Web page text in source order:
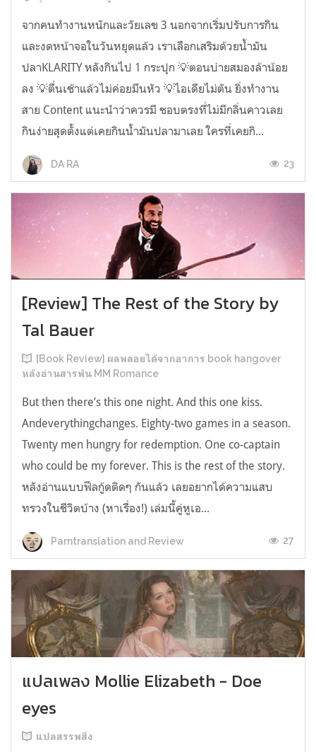
จากคนทำงานหนักและวัยเลข 3 นอกจากเริ่มปรับการกิน
และงดหน้าจอในวันหยุดแล้ว เราเลือกเสริมด้วยน้ำมัน
ปลาKLARITY หลังกินไป 1 กระปุก 💡ตอนบ่ายสมองล้าน้อย
ลง 💡ตื่นเช้าแล้วไม่ค่อยมึนหัว 💡ไอเดียไม่ตัน ยิ่งทำงาน
สาย Content แนะนำว่าควรมี ชอบตรงที่ไม่มีกลิ่นคาวเลย
กินง่ายสุดตั้งแต่เคยกินน้ำมันปลามาเลย ใครที่เคยกิ...
DA RA 23
[Review] The Rest of the Story by
Tal Bauer
[Book Review] ผลพลอยได้จากอาการ book hangover
หลังอ่านสารพัน MM Romance
But then there’s this one night. And this one kiss.
Andeverythingchanges. Eighty-two games in a season.
Twenty men hungry for redemption. One co-captain
who could be my forever. This is the rest of the story.
หลังอ่านแบบฟีลกู้ดติดๆ กันแล้ว เลยอยากได้ความแสบ
ทรวงในชีวิตบ้าง (หาเรื่อง!) เล่มนี้คู่หูเอ...
Parntranslation and Review 27
แปลเพลง Mollie Elizabeth - Doe
eyes
แปลสรรพสิ่ง